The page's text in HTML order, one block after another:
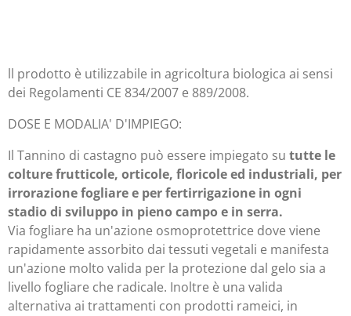
ll prodotto è utilizzabile in agricoltura biologica ai sensi
dei Regolamenti CE 834/2007 e 889/2008.
DOSE E MODALIA' D'IMPIEGO:
Il Tannino di castagno può essere impiegato su tutte le
colture frutticole, orticole, floricole ed industriali, per
irrorazione fogliare e per fertirrigazione in ogni
stadio di sviluppo in pieno campo e in serra.
Via fogliare ha un'azione osmoprotettrice dove viene
rapidamente assorbito dai tessuti vegetali e manifesta
un'azione molto valida per la protezione dal gelo sia a
livello fogliare che radicale. Inoltre è una valida
alternativa ai trattamenti con prodotti rameici, in